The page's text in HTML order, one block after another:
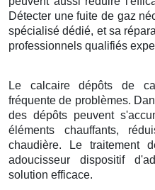
Détecter une fuite de gaz
spécialisé dédié, et sa
professionnels qualifiés
Le calcaire dépôts de
fréquente de problèmes.
des dépôts peuvent
éléments chauffants,
chaudière. Le traitement
adoucisseur dispositif
solution efficace.